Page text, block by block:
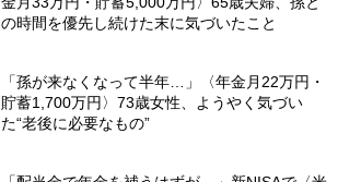
の時間を優先し続けた末に気づいたこと
「孫が来なくなって半年…」〈年金月22万円・
貯蓄1,700万円〉73歳女性、ようやく気づい
た“老後に必要なもの”